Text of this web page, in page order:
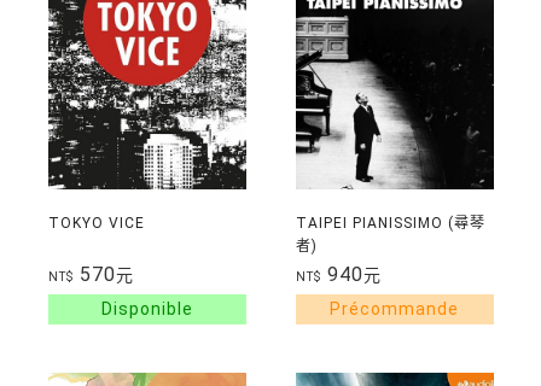
TOKYO VICE
NT$ 570元
TAIPEI PIANISSIMO (尋琴
者)
NT$ 940元